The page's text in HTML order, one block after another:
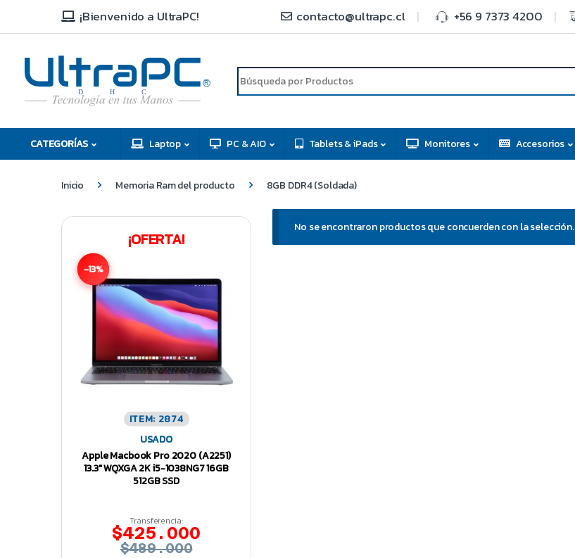
¡Bienvenido a UltraPC! contacto@ultrapc.cl +56 9 7373 4200
C
H
D
R
CATEGORÍAS Laptop PC & AIO Tablets & iPads Monitores Accesorios
Inicio Memoria Ram del producto 8GB DDR4 (Soldada)
No se encontraron productos que concuerden con la selección.
¡OFERTA!
-13%
ITEM: 2874
USADO
Apple Macbook Pro 2020 (A2251)
13.3″ WQXGA 2K i5-1038NG7 16GB
512GB SSD
Transferencia:
$425.000
$489.000